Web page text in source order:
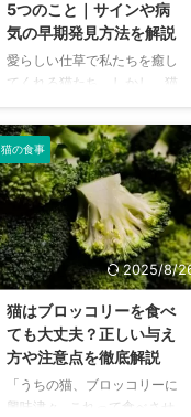
の多頭飼いのコツまで、初心
者にもわかりやすく解説しま
す。 愛猫たちが安心して暮ら
せる環境づくりのヒントを見
記事の結論 猫の喧嘩と遊びは
声や耳の形で明確な違いがあ
るため、 ...
5つのこと｜サインや病
気の早期発見方法を解説
愛らしい仕草で私たちを癒し
てくれる猫たち。しかし、猫
は体調が悪くても、そのサイ
ンを隠そうとする習性がある
ため、病気の発見が遅れてし
まうことが少なくありませ
ん。 「うちの子はいつも元気
だから大丈夫」と思っていて
も、気づかぬうちに病気が進
行している可能性もありま
す。 この記事では、愛猫の病
気の早期発見につながる、
日々の健康管理のポイントを
わかりやすく解説します。 こ
の記事の結論 猫は体調不良を
隠す習性があるため、日々の
猫の食事
2025/8/
猫はブロッコリーを食べ
ても大丈夫？正しい与え
方や注意点を徹底解説
「うちの猫、ブロッコリーに
興味津々…これって食べさせ